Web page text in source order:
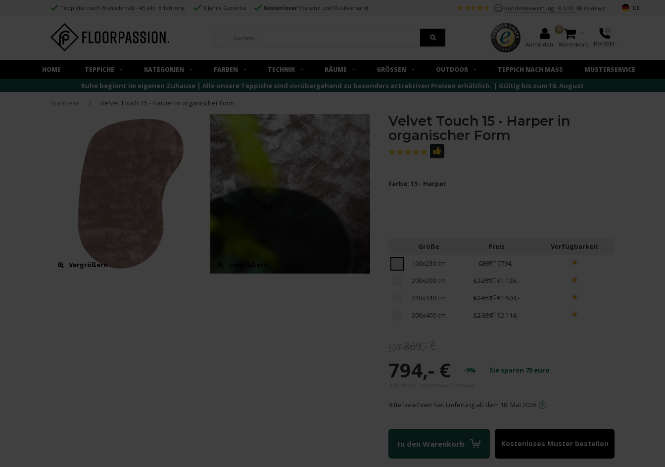
Teppiche nach Wunschmaß - 45 Jahr Erfahrung 3 Jahre Garantie Kostenloser Versand und Rückversand Kundenbewertung: 8,1/10 40 reviews DE
Anmelden
0
Warenkorb Kontakt
HOME TEPPICHE KATEGORIEN FARBEN TECHNIK RÄUME GRÖSSEN OUTDOOR TEPPICH NACH MASS MUSTERSERVICE
Ruhe beginnt im eigenen Zuhause | Alle unsere Teppiche sind vorübergehend zu besonders attraktiven Preisen erhältlich. | Gültig bis zum 16. August
Startseite
Velvet Touch 15 - Harper in organischer Form
Vergrößern Vergrößern Vergrößern
Velvet Touch 15 - Harper in
organischer Form
Farbe: 15 - Harper
Größe Preis
Verfügbarkeit
160x230 cm
€869,-€794,-
200x290 cm
€1.239,-€1.126,-
240x340 cm
€1.654,-€1.504,-
300x400 cm
€2.324,-€2.114,-
869,- €
794,- € -9% Sie sparen 75euro
Bitte beachten Sie: Lieferung ab dem 18. Mai 2026
In den Warenkorb Kostenloses Muster bestellen